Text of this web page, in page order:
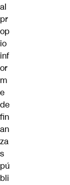
al
pr
op
io
inf
or
m
e
de
fin
an
za
s
pú
bli